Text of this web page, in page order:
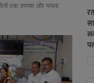
तक उपचार और ममता